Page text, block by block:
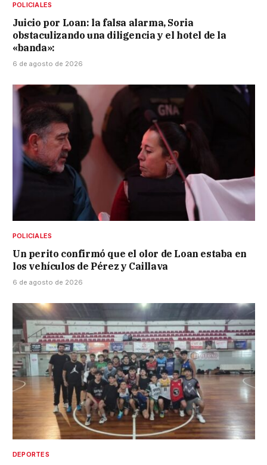
POLICIALES
Juicio por Loan: la falsa alarma, Soria
obstaculizando una diligencia y el hotel de la
«banda»:
6 de agosto de 2026
POLICIALES
Un perito confirmó que el olor de Loan estaba en
los vehículos de Pérez y Caillava
6 de agosto de 2026
DEPORTES